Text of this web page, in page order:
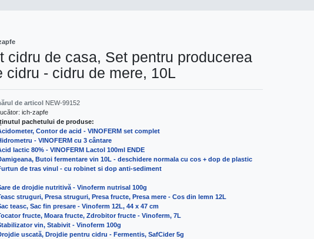
cidru de casa, Set pentru producerea
cidru - cidru de mere, 10L
de articol NEW-99152
ich-zapfe
pachetului de produse:
Contor de acid - VINOFERM set complet
- VINOFERM cu 3 cântare
lactic 80% - VINOFERM Lactol 100ml ENDE
Butoi fermentare vin 10L - deschidere normala cu cos + dop de plastic
de tras vinul - cu robinet si dop anti-sediment
de drojdie nutritivă - Vinoferm nutrisal 100g
struguri, Presa struguri, Presa fructe, Presa mere - Cos din lemn 12L
teasc, Sac fin presare - Vinoferm 12L, 44 x 47 cm
fructe, Moara fructe, Zdrobitor fructe - Vinoferm, 7L
vin, Stabivit - Vinoferm 100g
uscată, Drojdie pentru cidru - Fermentis, SafCider 5g